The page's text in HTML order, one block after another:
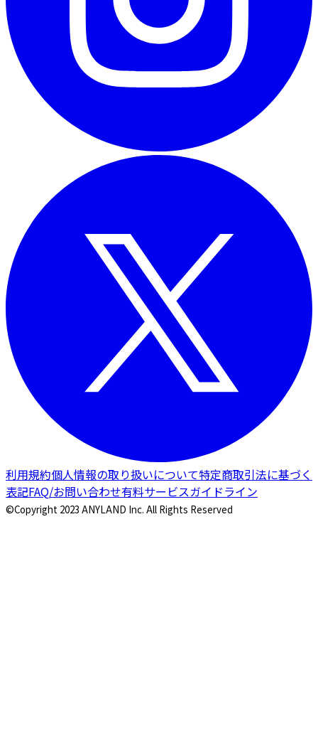
利用規約個人情報の取り扱いについて特定商取引法に基づく
表記FAQ/お問い合わせ有料サービスガイドライン
©Copyright 2023 ANYLAND Inc. All Rights Reserved